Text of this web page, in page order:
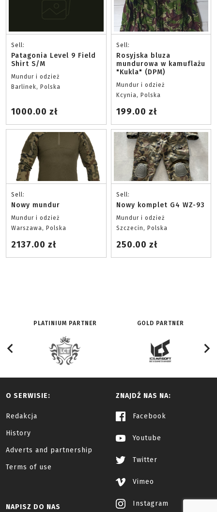
Sell:
Patagonia Level 9 Field
Shirt S/M
Mundur i odzież
Barlinek, Polska
1000.00 zł
Sell:
Rosyjska bluza
mundurowa w kamuflażu
"Kukla" (DPM)
Mundur i odzież
Kcynia, Polska
199.00 zł
Sell:
Nowy mundur
Mundur i odzież
Warszawa, Polska
2137.00 zł
Sell:
Nowy komplet G4 WZ-93
Mundur i odzież
Szczecin, Polska
250.00 zł
PLATINIUM PARTNER GOLD PARTNER
O SERWISIE:
Redakcja
History
Adverts and partnership
Terms of use
ZNAJDŹ NAS NA:
Facebook
Youtube
Twitter
Vimeo
Instagram
NAPISZ DO NAS